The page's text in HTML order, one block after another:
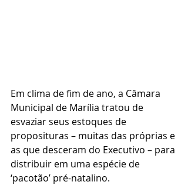
Em clima de fim de ano, a Câmara
Municipal de Marília tratou de
esvaziar seus estoques de
proposituras – muitas das próprias e
as que desceram do Executivo – para
distribuir em uma espécie de
‘pacotão’ pré-natalino.